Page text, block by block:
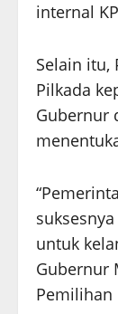
internal
Selain itu,
Pilkada
Gubernur
untuk
Gubernur
Pemilihan